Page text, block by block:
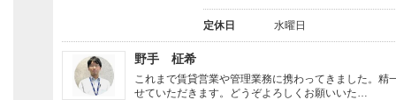
定休日 水曜日
野手 柾希
これまで賃貸営業や管理業務に携わってきました。精
せていただきます。どうぞよろしくお願いいた…